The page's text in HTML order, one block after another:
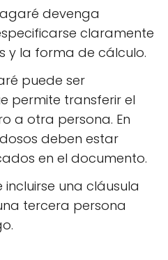
devenga
claramente
y la forma de cálculo.
puede ser
permite transferir el
a otra persona. En
deben estar
en el documento.
incluirse una cláusula
tercera persona